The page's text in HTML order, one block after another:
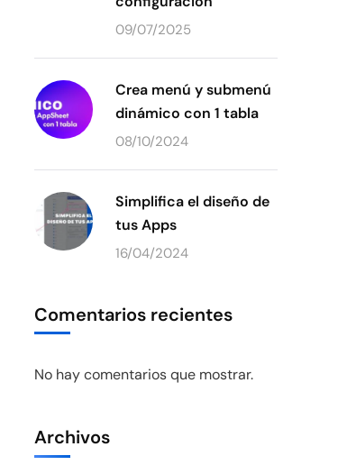
09/07/2025
Crea menú y submenú
dinámico con 1 tabla
08/10/2024
Simplifica el diseño de
tus Apps
16/04/2024
Comentarios recientes
No hay comentarios que mostrar.
Archivos